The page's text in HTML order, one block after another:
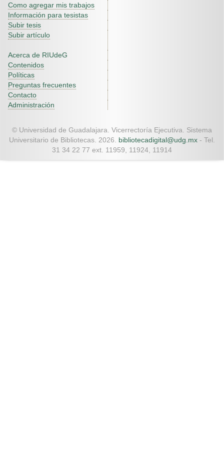
Como agregar mis trabajos
Información para tesistas
Subir tesis
Subir artículo
Acerca de RIUdeG
Contenidos
Políticas
Preguntas frecuentes
Contacto
Administración
© Universidad de Guadalajara. Vicerrectoría Ejecutiva. Sistema
Universitario de Bibliotecas. 2026. bibliotecadigital@udg.mx - Tel.
31 34 22 77 ext. 11959, 11924, 11914